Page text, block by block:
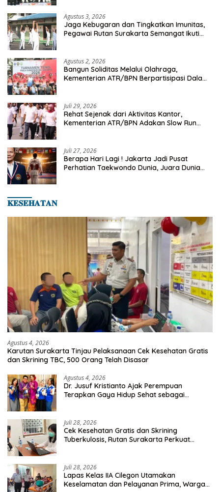
Agustus 3, 2026
Jaga Kebugaran dan Tingkatkan Imunitas,
Pegawai Rutan Surakarta Semangat Ikuti
Agustus 2, 2026
Bangun Soliditas Melalui Olahraga,
Kementerian ATR/BPN Berpartisipasi Dalam
Juli 29, 2026
Rehat Sejenak dari Aktivitas Kantor,
Kementerian ATR/BPN Adakan Slow Run
Juli 27, 2026
Berapa Hari Lagi ! Jakarta Jadi Pusat
Perhatian Taekwondo Dunia, Juara Dunia
𝐊𝐄𝐒𝐄𝐇𝐀𝐓𝐀𝐍
Agustus 4, 2026
Karutan Surakarta Tinjau Pelaksanaan Cek Kesehatan Gratis
dan Skrining TBC, 500 Orang Telah Disasar
Agustus 4, 2026
Dr. Jusuf Kristianto Ajak Perempuan
Terapkan Gaya Hidup Sehat sebagai
Juli 28, 2026
Cek Kesehatan Gratis dan Skrining
Tuberkulosis, Rutan Surakarta Perkuat
Juli 28, 2026
Lapas Kelas IIA Cilegon Utamakan
Keselamatan dan Pelayanan Prima, Warga